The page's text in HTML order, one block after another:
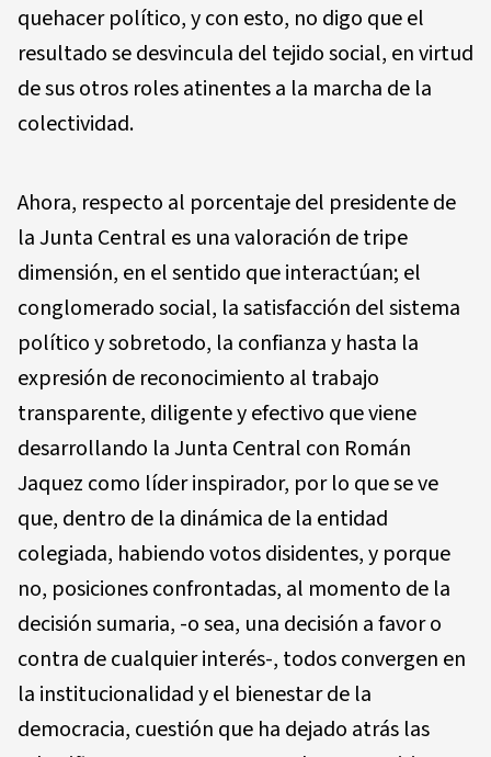
quehacer político, y con esto, no digo que el
resultado se desvincula del tejido social, en virtud
de sus otros roles atinentes a la marcha de la
colectividad.
Ahora, respecto al porcentaje del presidente de
la Junta Central es una valoración de tripe
dimensión, en el sentido que interactúan; el
conglomerado social, la satisfacción del sistema
político y sobretodo, la confianza y hasta la
expresión de reconocimiento al trabajo
transparente, diligente y efectivo que viene
desarrollando la Junta Central con Román
Jaquez como líder inspirador, por lo que se ve
que, dentro de la dinámica de la entidad
colegiada, habiendo votos disidentes, y porque
no, posiciones confrontadas, al momento de la
decisión sumaria, -o sea, una decisión a favor o
contra de cualquier interés-, todos convergen en
la institucionalidad y el bienestar de la
democracia, cuestión que ha dejado atrás las